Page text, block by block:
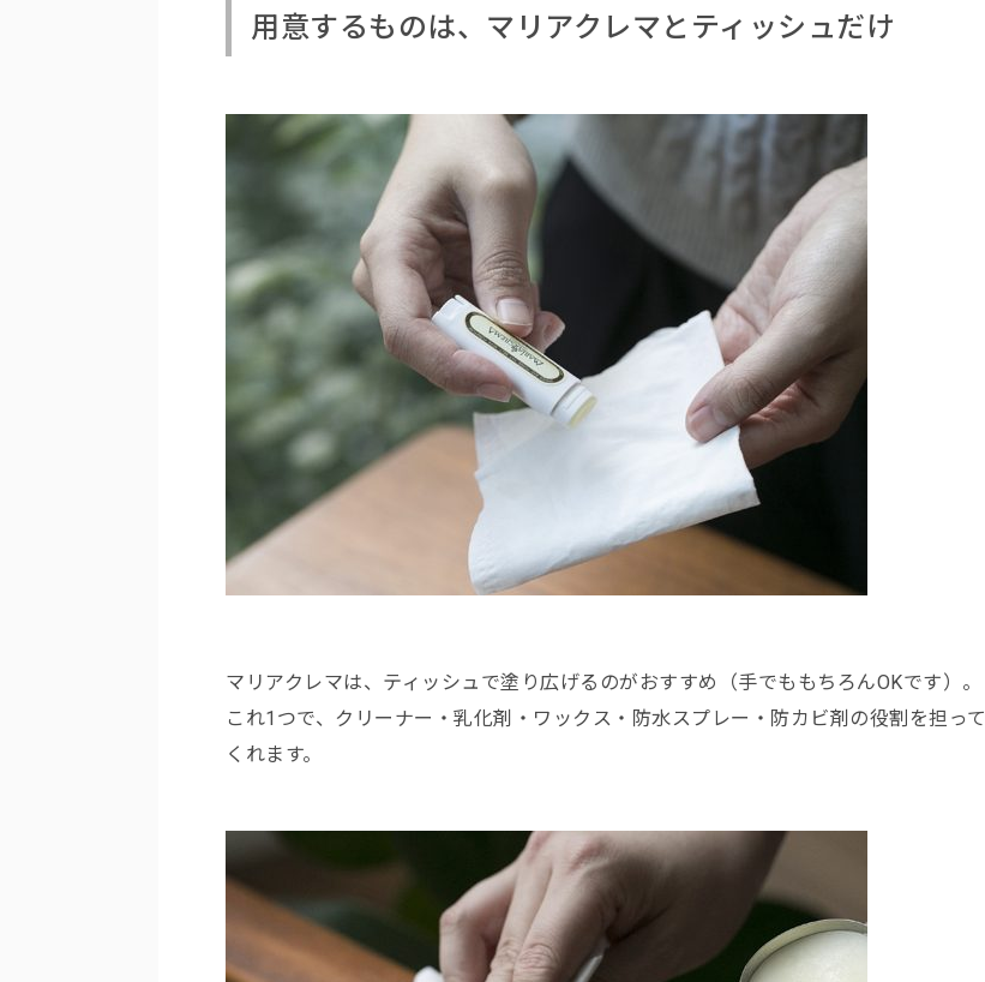
用意するものは、マリアクレマとティッシュだけ
マリアクレマは、ティッシュで塗り広げるのがおすすめ（手でももちろんOKです）。
これ1つで、クリーナー・乳化剤・ワックス・防水スプレー・防カビ剤の役割を担って
くれます。